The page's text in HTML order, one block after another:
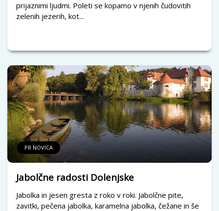
prijaznimi ljudmi. Poleti se kopamo v njenih čudovitih
zelenih jezerih, kot...
PR NOVICA
Jabolčne radosti Dolenjske
Jabolka in jesen gresta z roko v roki. Jabolčne pite,
zavitki, pečena jabolka, karamelna jabolka, čežane in še